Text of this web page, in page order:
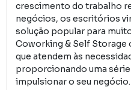
crescimento do trabalho
negócios, os escritórios
solução popular para
Coworking & Self
que atendem às
proporcionando uma
impulsionar o seu negócio.